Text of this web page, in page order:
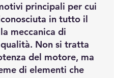
principali per cui
in tutto il
meccanica di
Non si tratta
del motore, ma
di elementi che